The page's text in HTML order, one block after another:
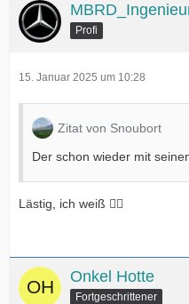
Profi
15. Januar 2025 um 10:28
Zitat von Snoubort
Der schon wieder mit
Lästig, ich weiß 🤷‍♂️
Onkel Hotte
Fortgeschrittener